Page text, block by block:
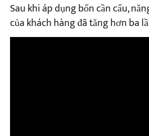
Sau khi áp dụng bốn cần cẩu,
của khách hàng đã tăng hơn ba